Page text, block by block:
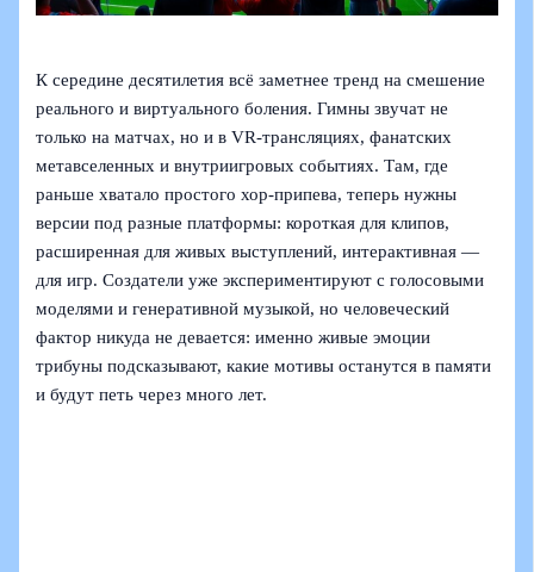
К середине десятилетия всё заметнее тренд на смешение
реального и виртуального боления. Гимны звучат не
только на матчах, но и в VR-трансляциях, фанатских
метавселенных и внутриигровых событиях. Там, где
раньше хватало простого хор-припева, теперь нужны
версии под разные платформы: короткая для клипов,
расширенная для живых выступлений, интерактивная —
для игр. Создатели уже экспериментируют с голосовыми
моделями и генеративной музыкой, но человеческий
фактор никуда не девается: именно живые эмоции
трибуны подсказывают, какие мотивы останутся в памяти
и будут петь через много лет.